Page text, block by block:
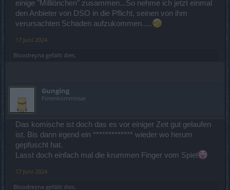
einige "Milliönchen" zusammen...So nehme ich jetzt einmal
den Anbieter von DSO in die Pflicht, seinen von ihm
verursachten Schaden aufzukommen.....
17 Juni 2024
Bloodreyna gefällt dies.
Gunging
Forenkommissar
Das komische ist doch das es vor einiger Zeit gut gelaufen
ist. Bis dann irgend ein ************* wieder wo herum
gepfuscht hat.
Lasst doch einfach mal die krummen Finger vom Spiel
17 Juni 2024
Bloodreyna gefällt dies.